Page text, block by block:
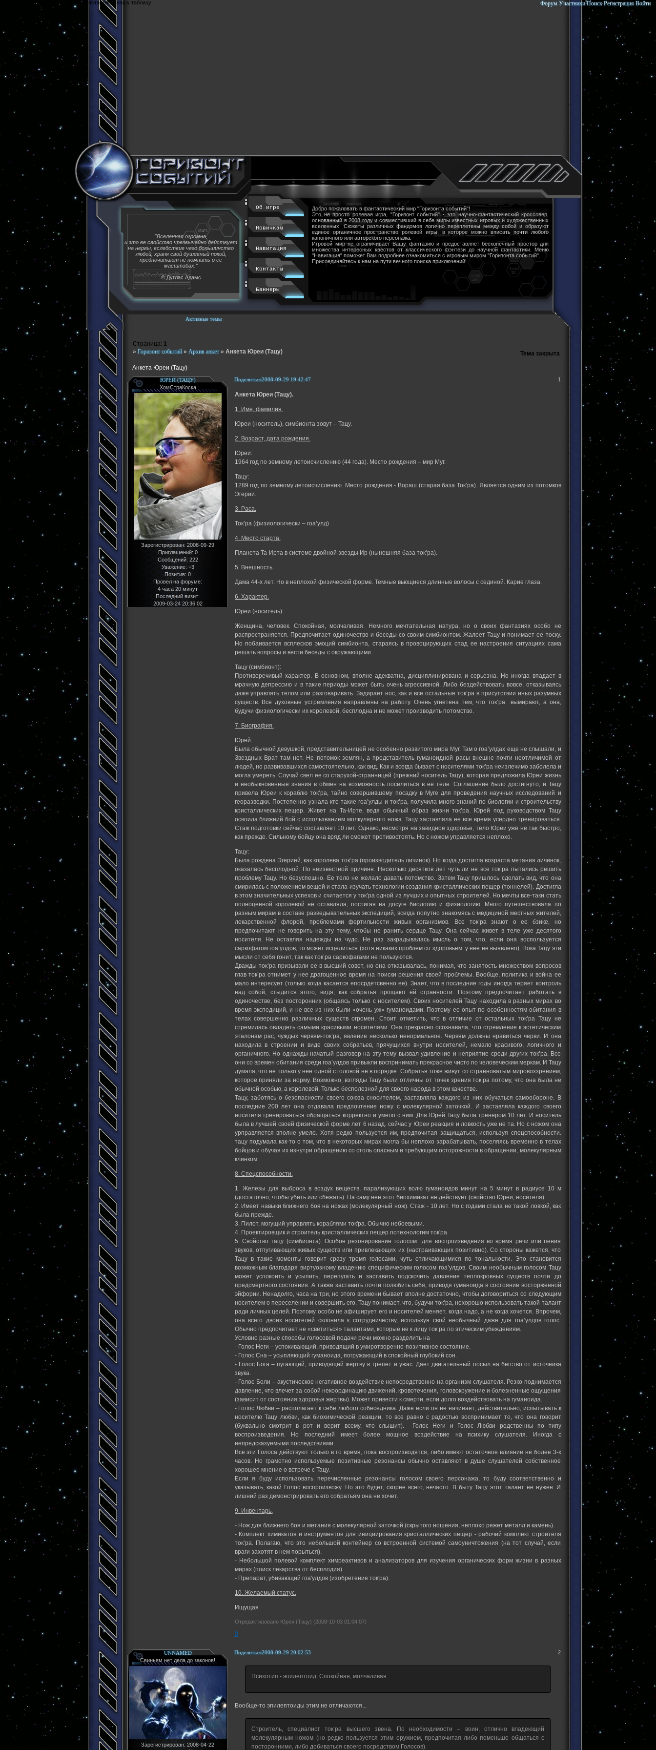
Cюда вставляем нашу таблицу Форум Участники Поиск Регистрация Войти
Активные темы
"Вселенная огромна,
и это ее свойство чрезвычайно действует
на нервы, вследствие чего большинство
людей, храня свой душевный покой,
предпочитают не помнить о ее
масштабах."
© Дуглас Адамс
Об игре
Новичкам
Навигация
Контакты
Баннеры
Добро пожаловать в фантастический мир "Горизонта событий"!
Это не просто ролевая игра, "Горизонт событий" - это научно-фантастический кроссовер,
основанный в 2008 году и совместивший в себе миры известных игровых и художественных
вселенных. Сюжеты различных фандомов логично переплетены между собой и образуют
единое органичное пространство ролевой игры, в которое можно вписать почти любого
каноничного или авторского персонажа.
Игровой мир не ограничивает Вашу фантазию и предоставляет бесконечный простор для
множества интересных квестов от классического фэнтези до научной фантастики. Меню
"Навигация" поможет Вам подробнее ознакомиться с игровым миром "Горизонта событий".
Присоединяйтесь к нам на пути вечного поиска приключений!
» Горизонт событий » Архив анкет » Анкета Юреи (Тацу)
Анкета Юреи (Тацу)
Страница: 1
Тема закрыта
Поделиться 1
2008-09-29 19:42:47
ЮРЕИ (ТАЦУ)
ХомСтраКоска
Зарегистрирован: 2008-09-29
Приглашений: 0
Сообщений: 222
Уважение: +3
Позитив: 0
Провел на форуме:
4 часа 20 минут
Последний визит:
2009-03-24 20:36:02
Анкета Юреи (Тацу).
1. Имя, фамилия.
Юреи (носитель), симбионта зовут – Тацу.
2. Возраст, дата рождения.
Юреи:
1964 год по земному летоисчислению (44 года). Место рождения – мир Муг.
Тацу:
1289 год по земному летоисчислению. Место рождения - Вораш (старая база Ток’ра). Является одним из потомков
Эгерии.
3. Раса.
Ток’ра (физиологически – гоа’улд)
4. Место старта.
Планета Та-Ирта в системе двойной звезды Ир (нынешняя база ток’ра).
5. Внешность.
Дама 44-х лет. Но в неплохой физической форме. Темные вьющиеся длинные волосы с сединой. Карие глаза.
6. Характер.
Юреи (носитель):
Женщина, человек. Спокойная, молчаливая. Немного мечтательная натура, но о своих фантазиях особо не
распространяется. Предпочитает одиночество и беседы со своим симбионтом. Жалеет Тацу и понимает ее тоску.
Но побаивается всплесков эмоций симбионта, стараясь в провоцирующих спад ее настроения ситуациях сама
решать вопросы и вести беседы с окружающими.
Тацу (симбионт):
Противоречивый характер. В основном, вполне адекватна, дисциплинирована и серьезна. Но иногда впадает в
мрачную депрессию и в такие периоды может быть очень агрессивной. Либо бездействовать вовсе, отказываясь
даже управлять телом или разговаривать. Задирает нос, как и все остальные ток’ра в присутствии иных разумных
существ. Все духовные устремления направлены на работу. Очень угнетена тем, что ток’ра вымирают, а она,
будучи физиологически их королевой, бесплодна и не может производить потомство.
7. Биография.
Юрей:
Была обычной девушкой, представительницей не особенно развитого мира Муг. Там о гоа’улдах еще не слышали, и
Звездных Врат там нет. Не потомок землян, а представитель гуманоидной расы внешне почти неотличимой от
людей, но развивавшихся самостоятельно, как вид. Как и всегда бывает с носителями ток’ра неизлечимо заболела и
могла умереть. Случай свел ее со старухой-странницей (прежний носитель Тацу), которая предложила Юреи жизнь
и необыкновенные знания в обмен на возможность поселиться в ее теле. Соглашение было достигнуто, и Тацу
привела Юреи к кораблю ток’ра, тайно совершившему посадку в Муге для проведения научных исследований и
георазведки. Постепенно узнала кто такие гоа’улды и ток’ра, получила много знаний по биологии и строительству
кристаллических пещер. Живет на Та-Ирте, ведя обычный образ жизни ток’ра. Юрей под руководством Тацу
освоила ближний бой с использванием молкулярного ножа. Тацу заставляла ее все время усердно тренироваться.
Стаж подготовки сейчас составляет 10 лет. Однако, несмотря на завидное здоровье, тело Юреи уже не так быстро,
как прежде. Сильному бойцу она вряд ли сможет противостоять. Но с ножом управляется неплохо.
Тацу:
Была рождена Эгерией, как королева ток’ра (производитель личинок). Но когда достигла возраста метания личинок,
оказалась бесплодной. По неизвестной причине. Несколько десятков лет чуть ли не все ток’ра пытались решить
проблему Тацу. Но безуспешно. Ее тело не желало давать потомство. Затем Тацу пришлось сделать вид, что она
смирилась с положением вещей и стала изучать технологии создания кристаллических пещер (тоннелей). Достигла
в этом значительных успехов и считается у ток’ра одной из лучших и опытных строителей. Но мечты все-таки стать
полноценной королевой не оставляла, постигая на досуге биологию и физиологию. Много путешествовала по
разным мирам в составе разведывательных экспедиций, всегда попутно знакомясь с медициной местных жителей,
лекарственной флорой, проблемами фертильности живых организмов. Все ток’ра знают о ее бзике, но
предпочитают не говорить на эту тему, чтобы не ранить сердце Тацу. Она сейчас живет в теле уже десятого
носителя. Не оставляя надежды на чудо. Не раз закрадывалась мысль о том, что, если она воспользуется
саркофагом гоа’улдов, то может исцелиться (хотя никаких проблем со здоровьем у нее не выявлено). Пока Тацу эти
мысли от себя гонит, так как ток’ра саркофагами не пользуются.
Дважды ток’ра призывали ее в высший совет, но она отказывалась, понимая, что занятость множеством вопросов
глав ток’ра отнимет у нее драгоценное время на поиски решения своей проблемы. Вообще, политика и война ее
мало интересует (только когда касается епосрдетсвенно ее). Знает, что в последние годы иногда теряет контроль
над собой, стыдится этого, видя, как собратья прощают ей странности. Поэтому предпочитает работать в
одиночестве, без посторонних (общаясь только с носителем). Своих носителей Тацу находила в разных мирах во
время экспедиций, и не все из них были «очень уж» гуманоидами. Поэтому ее опыт по особенностям обитания в
телах совершенно различных существ огромен. Стоит отметить, что в отличие от остальных ток’ра Тацу не
стремилась овладеть самыми красивыми носителями. Она прекрасно осознавала, что стремление к эстетическим
эталонам рас, чуждых червям-ток’ра, явление несколько ненормальное. Червям должны нравиться черви. И она
находила в строении и виде своих собратьев, прячущихся внутри носителей, немало красивого, логичного и
органичного. Но однажды начатый разговор на эту тему вызвал удивление и неприятие среди других ток’ра. Все
они со времен обитания среди гоа’улдов привыкли воспринимать прекрасное чисто по человеческим меркам. И Тацу
думала, что не только у нее одной с головой не в порядке. Собратья тоже живут со странноватым мировоззрением,
которое приняли за норму. Возможно, взгляды Тацу были отличны от точек зрения ток’ра потому, что она была не
обычной особью, а королевой. Только бесполезной для своего народа в этом качестве.
Тацу, заботясь о безопасности своего союза сносителем, заставляла каждого из них обучаться самообороне. В
последние 200 лет она отдавала предпочтение ножу с молекулярной заточкой. И заставляла каждого своего
носителя тренироваться обращаться корректно и умело с ним. Для Юрей Тацу была тренером 10 лет. И носитель
была в лучшей своей физической форме лет 6 назад. сейчас у Юреи реакция и ловкость уже не та. Но с ножом она
урправляется вполне умело. Хотя редко пользуется им, предпочитая защищаться, используя спецспособности.
тацу подумала как-то о том, что в некоторых мирах могла бы неплохо зарабатывать, поселяясь временно в телах
бойцов и обучая их изнутри обращению со столь опасным и требующим осторожности в обращении, молекулярным
клинком.
8. Спецспособности.
1. Железы для выброса в воздух веществ, парализующих волю гуманоидов минут на 5 минут в радиусе 10 м
(достаточно, чтобы убить или сбежать). На саму нее этот биохимикат не действует (свойство Юреи, носителя).
2. Имеет навыки ближнего боя на ножах (молекулярный нож). Стаж - 10 лет. Но с годами стала не такой ловкой, как
была прежде.
3. Пилот, могущий управлять кораблями ток'ра. Обычно небоевыми.
4. Проектировщик и строитель кристаллических пещер потехнологим ток'ра.
5. Свойство тацу (симбионта). Особое резонирование голосом для воспроизведения во время речи или пения
звуков, отпугивающих живых существ или привлекающих их (настраивающих позитивно). Со стороны кажется, что
Тацу в такие моменты говорит сразу тремя голосами, чуть отличающимися по тональности. Это становится
возможным благодаря виртуозному владению специфическим голосом гоа’улдов. Своим необычным голосом Тацу
может успокоить и усыпить, перепугать и заставить подскочить давление теплокровных существ почти до
предсмертного состояния. А также заставить почти полюбить себя, приводя гуманоида в состояние восторженной
эйфории. Ненадолго, часа на три, но этого времени бывает вполне достаточно, чтобы договориться со следующим
носителем о переселении и совершить его. Тацу понимает, что, будучи ток’ра, нехорошо использовать такой талант
ради личных целей. Поэтому особо не афиширует его и носителей меняет, когда надо, а не когда хочется. Впрочем,
она всего двоих носителей склонила к сотрудничеству, используя свой необычный даже для гоа’улдов голос.
Обычно предпочитает не «светиться» талантами, которые не к лицу ток’ра по этическим убеждениям.
Условно разные способы голосовой подачи речи можно разделить на
- Голос Неги – успокивающий, приводящий в умиротворенно-позитивное состояние.
- Голос Сна – усыпляющий гуманоида, погружающий в спокойный глубокий сон.
- Голос Бога – пугающий, приводящий жертву в трепет и ужас. Дает двигательный посыл на бегство от источника
звука.
- Голос Боли – акустическое негативное воздействие непосредственно на организм слушателя. Резко поднимается
давление, что влечет за собой некоординацию движений, кровотечения, головокружение и болезненные ощущения
(зависит от состояния здоровья жертвы). Может привести к смерти, если долго воздействовать на гуманоида.
- Голос Любви – располагает к себе любого собеседника. Даже если он не начинает, действительно, испытывать к
носителю Тацу любви, как биохимической реакции, то все равно с радостью воспринимает то, что она говорит
(буквально смотрит в рот и верит всему, что слышит). Голос Неги и Голос Любви родственны по типу
воспроизведения. Но последний имеет более мощное воздействие на психику слушателя. Иногда с
непредсказуемыми последствиями.
Все эти Голоса действуют только в то время, пока воспроизводятся, либо имеют остаточное влияние не более 3-х
часов. Но грамотно используемые позитивные резонансы обычно оставляют в душе слушателей собственное
хорошее мнение о встрече с Тацу.
Если я буду использовать перечисленные резонансы голосом своего персонажа, то буду соответственно и
указывать, какой Голос воспроизвожу. Но это будет, скорее всего, нечасто. В быту Тацу этот талант не нужен. И
лишний раз демонстрировать его собратьям она не хочет.
9. Инвентарь.
- Нож для ближнего боя и метания с молекулярной заточкой (скрытого ношения, неплохо режет металл и камень).
- Комплект химикатов и инструментов для инициирования кристаллических пещер - рабочий комплект строителя
ток’ра. Полагаю, что это небольшой контейнер со встроенной системой самоуничтожения (на тот случай, если
враги захотят в нем порыться).
- Небольшой полевой комплект химреактивов и анализаторов для изучения органических форм жизни в разных
мирах (поиск лекарства от бесплодия).
- Препарат, убивающий гоа'улдов (изобретение ток'ра).
10. Желаемый статус.
Ищущая
Отредактировано Юреи (Тацу) (2008-10-03 01:04:07)
0
Поделиться 2
2008-09-29 20:02:53
UNNAMED
Свиньям нет дела до законов!
Зарегистрирован: 2008-04-22
Психотип - эпилептоид. Спокойная, молчаливая.
Вообще-то эпилептоиды этим не отличаются...
Строитель, специалист ток’ра высшего звена. По необходимости – воин, отлично владеющий
молекулярным ножом (но редко пользуется этим оружием, предпочитая либо поменьше общаться с
посторонними, либо добиваться своего посредством Голосов).